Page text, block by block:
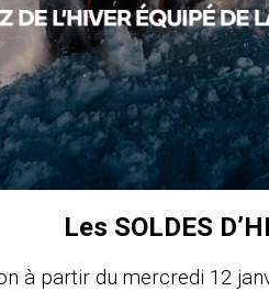
Les SOLDES
à partir du mercredi 12